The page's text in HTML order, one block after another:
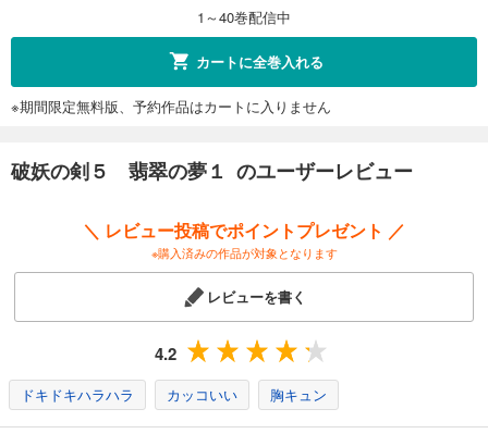
あらすじを表示する
破妖の剣６ 鬱金の暁闇２
あらすじを表示する
破妖の剣６ 鬱金の暁闇３
円 (税込)
あらすじを表示する
破妖の剣６ 鬱金の暁闇４
1～40巻配信中
カートに全巻入れる
※期間限定無料版、予約作品はカートに入りません
破妖の剣５ 翡翠の夢１ のユーザーレビュー
＼ レビュー投稿でポイントプレゼント ／
※購入済みの作品が対象となります
レビューを書く
4.2
ドキドキハラハラ カッコいい 胸キュン